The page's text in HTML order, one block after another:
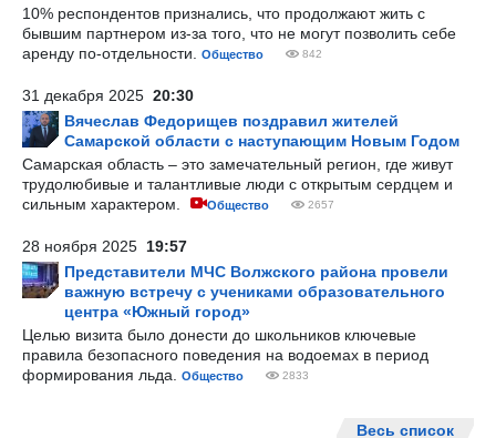
10% респондентов признались, что продолжают жить с
бывшим партнером из-за того, что не могут позволить себе
аренду по-отдельности.
Общество 842
31 декабря 2025 20:30
Вячеслав Федорищев поздравил жителей
Самарской области с наступающим Новым Годом
Самарская область – это замечательный регион, где живут
трудолюбивые и талантливые люди с открытым сердцем и
сильным характером.
Общество 2657
28 ноября 2025 19:57
Представители МЧС Волжского района провели
важную встречу с учениками образовательного
центра «Южный город»
Целью визита было донести до школьников ключевые
правила безопасного поведения на водоемах в период
формирования льда.
Общество 2833
Весь список